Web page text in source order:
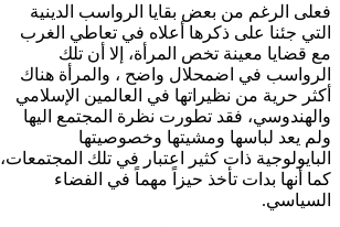
فعلى الرغم من بعض بقايا الرواسب الدينية
التي جئنا على ذكرها أعلاه في تعاطي الغرب
مع قضايا معينة تخص المرأة، إلا أن تلك
الرواسب في اضمحلال واضح ، والمرأة هناك
أكثر حرية من نظيراتها في العالمين الإسلامي
والهندوسي، فقد تطورت نظرة المجتمع اليها
ولم يعد لباسها ومشيتها وخصوصيتها
البايولوجية ذات كثير اعتبار في تلك المجتمعات،
كما أنها بدات تأخذ حيزاً مهماً في الفضاء
السياسي.